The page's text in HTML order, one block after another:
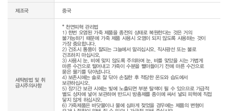
제조국 중국
세탁방법 및 취
급시주의사항
* 천연피혁 관리법
1) 한번 오염된 가죽 제품을 종전의 상태로 복원한다는 것은 거의
불가능하기 때문에 가죽 제품 사용시 오염이 되지 않도록 사용하는 것이
가장 중요합니다.
2) 건조시 통풍이 잘되는 그늘에서 말리십시오. 직사광선 또는 불로
건조하지 마십시오.
3) 사용시 눈, 비에 맞지 않도록 주의하며 눈, 비를 맞았을 시는 가볍게
마른 수건으로 털어내고 가죽이 수분을 빨아들이기 전에 마른 수건으로
묻은 물기를 닦아냅니다.
4) 보존시에는 솔로 잘 닦아 손질한 후 적당한 온도와 습도에서
보관하십시오.
5) 장기간 보관 시에는 빛에 노출되면 부분 탈색이 될 수 있으므로 가급적
별도 상자에 넣어 보관하며 반드시 방충제를 종이에 싸서 넣되 피혁에 직접
닿지 않게 하십시오.
6) 가죽제품은 바닷물이나 물에 심하게 젖었을 경우에는 제품의 변형이